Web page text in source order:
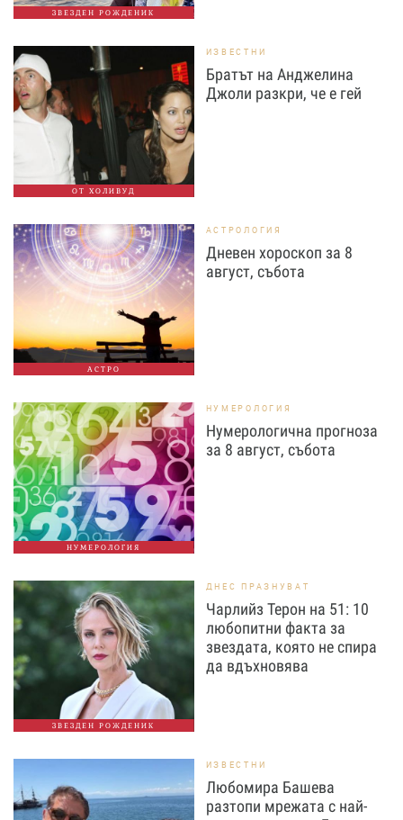
ЗВЕЗДЕН РОЖДЕНИК
ОТ ХОЛИВУД
ИЗВЕСТНИ
Братът на Анджелина
Джоли разкри, че е гей
АСТРО
АСТРОЛОГИЯ
Дневен хороскоп за 8
август, събота
НУМЕРОЛОГИЯ
НУМЕРОЛОГИЯ
Нумерологична прогноза
за 8 август, събота
ЗВЕЗДЕН РОЖДЕНИК
ДНЕС ПРАЗНУВАТ
Чарлийз Терон на 51: 10
любопитни факта за
звездата, която не спира
да вдъхновява
ИЗВЕСТНИ
Любомира Башева
разтопи мрежата с най-